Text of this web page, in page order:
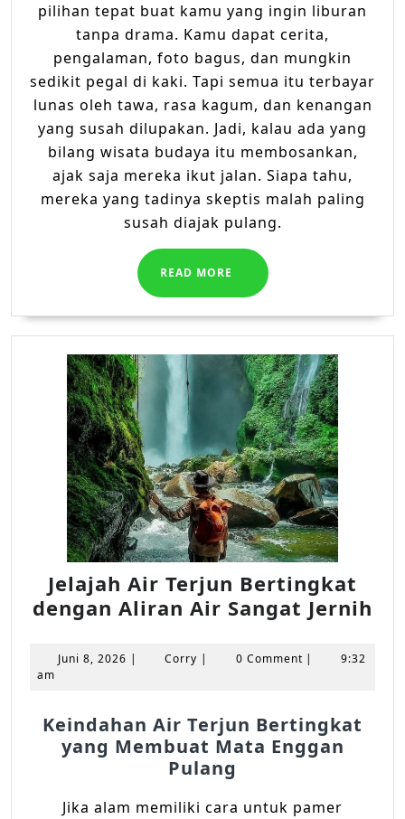
pilihan tepat buat kamu yang ingin liburan
tanpa drama. Kamu dapat cerita,
pengalaman, foto bagus, dan mungkin
sedikit pegal di kaki. Tapi semua itu terbayar
lunas oleh tawa, rasa kagum, dan kenangan
yang susah dilupakan. Jadi, kalau ada yang
bilang wisata budaya itu membosankan,
ajak saja mereka ikut jalan. Siapa tahu,
mereka yang tadinya skeptis malah paling
susah diajak pulang.
READ MORE
READ
MORE
Jelajah Air Terjun Bertingkat
dengan Aliran Air Sangat Jernih
Juni 8, 2026 Juni
| Corry Corry
| 0 Comment |
9:32
am
Keindahan Air Terjun Bertingkat
yang Membuat Mata Enggan
Pulang
Jika alam memiliki cara untuk pamer